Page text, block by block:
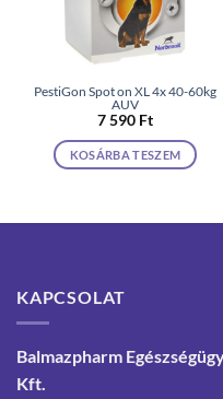
PestiGon Spot on XL 4x 40-60kg
AUV
7 590 Ft
KOSÁRBA TESZEM
KAPCSOLAT
Balmazpharm
Kft.